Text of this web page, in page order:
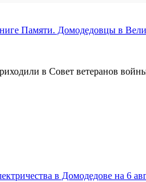
Памяти. Домодедовцы в
в Совет ветеранов
в Домодедове на 6